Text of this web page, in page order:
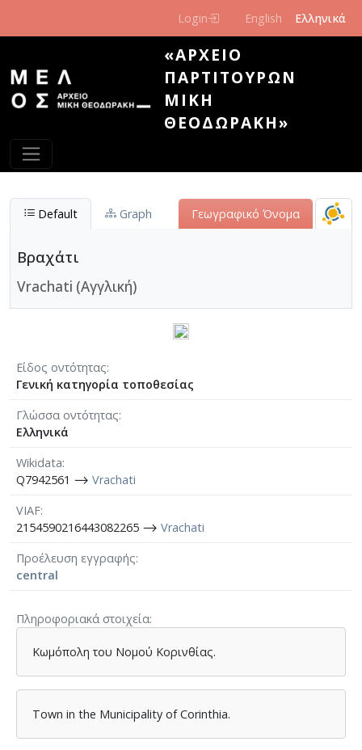
Login English Ελληνικά
«ΑΡΧΕΊΟ
ΠΑΡΤΙΤΟΎΡΩΝ
ΜΊΚΗ
ΘΕΟΔΩΡΆΚΗ»
Default Graph Γεωγραφικό Όνομα
Βραχάτι
Vrachati (Αγγλική)
Είδος οντότητας
Γενική κατηγορία τοποθεσίας
Γλώσσα οντότητας
Ελληνικά
Wikidata
Q7942561 ⟶ Vrachati
VIAF
2154590216443082265 ⟶ Vrachati
Προέλευση εγγραφής
central
Πληροφοριακά στοιχεία
Κωμόπολη του Νομού Κορινθίας.
Town in the Municipality of Corinthia.